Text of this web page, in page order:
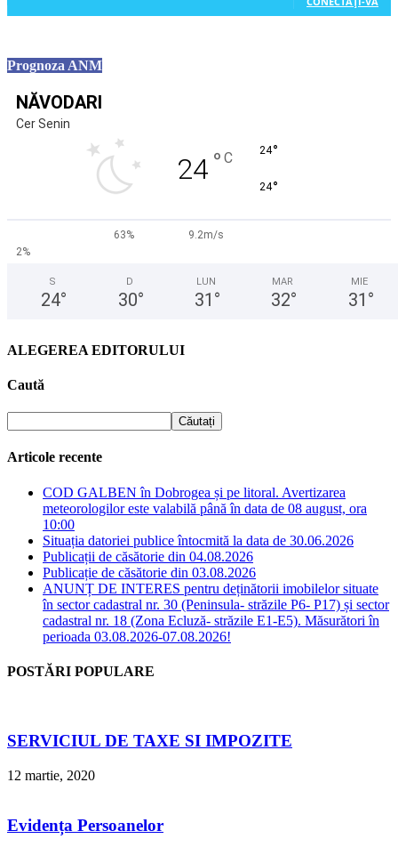
Prognoza ANM
NĂVODARI
Cer Senin
24 ° C 24°
24°
63%
9.2m/s
2%
S
24°
D
30°
LUN
31 °
MAR
32°
MIE
31 °
ALEGEREA EDITORULUI
Caută
Articole recente
COD GALBEN în Dobrogea și pe litoral. Avertizarea
meteorologilor este valabilă până în data de 08 august, ora
10:00
Situația datoriei publice întocmită la data de 30.06.2026
Publicații de căsătorie din 04.08.2026
Publicație de căsătorie din 03.08.2026
ANUNȚ DE INTERES pentru deținătorii imobilelor situate
în sector cadastral nr. 30 (Peninsula- străzile P6- P17) și sector
cadastral nr. 18 (Zona Ecluză- străzile E1-E5). Măsurători în
perioada 03.08.2026-07.08.2026!
POSTĂRI POPULARE
SERVICIUL DE TAXE SI IMPOZITE
12 martie, 2020
Evidența Persoanelor